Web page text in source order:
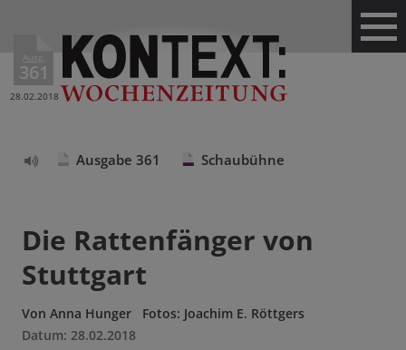
Ausg.
361
28.02.2018
Ausgabe 361 Schaubühne
Die Rattenfänger von
Stuttgart
Von Anna Hunger
Fotos: Joachim E. Röttgers
Datum: 28.02.2018